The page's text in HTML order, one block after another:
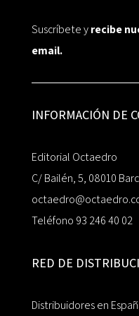
Suscríbete yrecibe
email.
INFORMACIÓN DE
Editorial Octaedro
C/ Bailén, 5, 08010
Teléfono 93 246 40 02
RED DE
Distribuidores en